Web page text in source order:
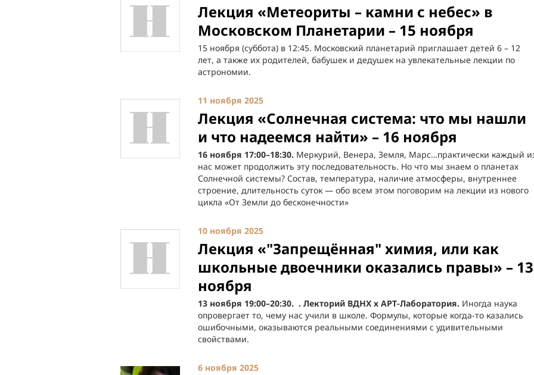
Лекция «Метеориты – камни с небес» в
Московском Планетарии – 15 ноября
15 ноября (суббота) в 12:45. Московский планетарий приглашает детей 6 – 12
лет, а также их родителей, бабушек и дедушек на увлекательные лекции по
астрономии.
11 ноября 2025
Лекция «Солнечная система: что мы нашли
и что надеемся найти» – 16 ноября
16 ноября 17:00–18:30. Меркурий, Венера, Земля, Марс…практически каждый
нас может продолжить эту последовательность. Но что мы знаем о планетах
Солнечной системы? Состав, температура, наличие атмосферы, внутреннее
строение, длительность суток — обо всем этом поговорим на лекции из нового
цикла «От Земли до бесконечности»
10 ноября 2025
Лекция «"Запрещённая" химия, или как
школьные двоечники оказались правы» – 13
ноября
13 ноября 19:00–20:30. . Лекторий ВДНХ х АРТ-Лаборатория. Иногда наука
опровергает то, чему нас учили в школе. Формулы, которые когда-то казались
ошибочными, оказываются реальными соединениями с удивительными
свойствами.
6 ноября 2025